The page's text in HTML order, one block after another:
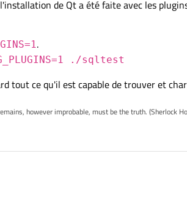
sur un PC avec le SDK adéquat. Le fichier
"QMYSQL3", "QODBC",
:
libqsqlite.so libqsqlmysql.so
platforms              qmltooling
de Qt a été faite avec les
.
./sqltest
tout ce qu'il est capable de trouver et
however improbable, must be the truth. (Sherlock